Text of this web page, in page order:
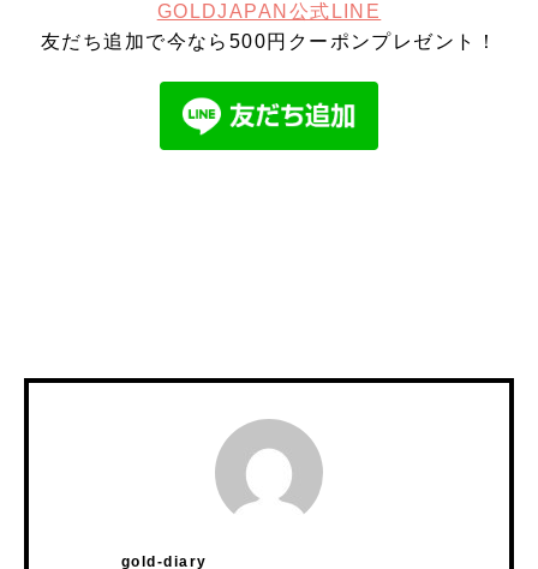
GOLDJAPAN公式LINE
友だち追加で今なら500円クーポンプレゼント！
gold-diary